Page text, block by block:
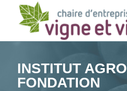
INSTITUT AGRO
FONDATION